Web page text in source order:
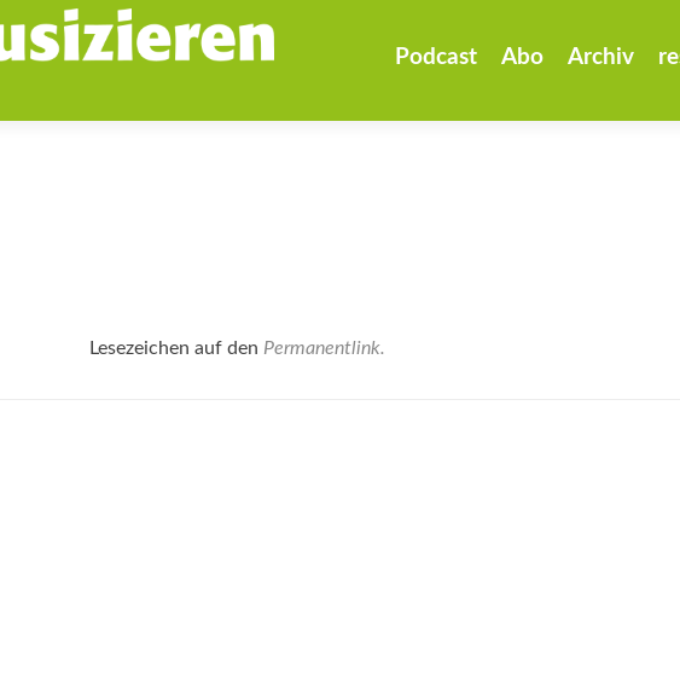
Podcast Abo Archiv
Lesezeichen auf den Permanentlink.